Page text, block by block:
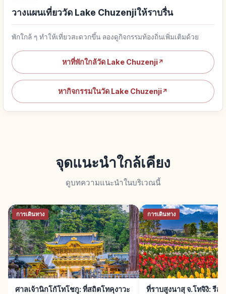
วางแผนเที่ยววัด Lake Chuzenjiให้ราบรื่น
พักใกล้ ๆ ทำให้เที่ยวสะดวกขึ้น ลองดูกิจกรรมท้องถิ่นเพิ่มเติมด้วย
หาที่พักใกล้วัด Lake Chuzenji↗
หากิจกรรมในวัด Lake Chuzenji↗
จุดแนะนำใกล้เคียง
ดูบทความแนะนำในบริเวณนี้
การเดินทาง
ศาลเจ้านิกโก้โทโชกู: ที่สถิตโทคุงาวะ
การเดินทาง
ที่ราบสูงนาสุ จ.โทจิงิ: รีส